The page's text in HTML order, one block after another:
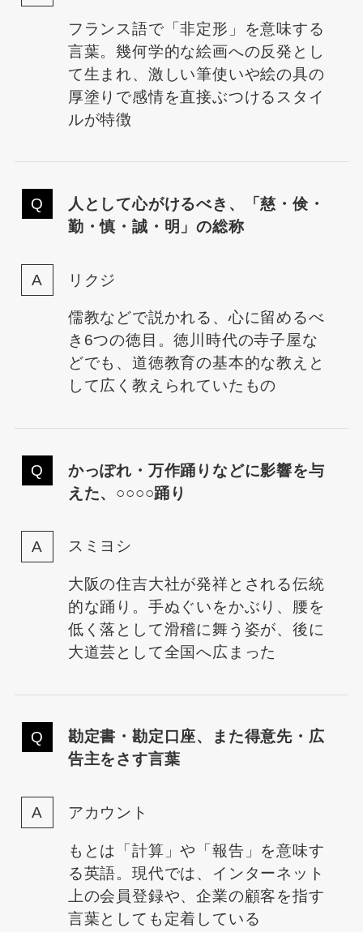
フランス語で「非定形」を意味する
言葉。幾何学的な絵画への反発とし
て生まれ、激しい筆使いや絵の具の
厚塗りで感情を直接ぶつけるスタイ
ルが特徴
人として心がけるべき、「慈・倹・
勤・慎・誠・明」の総称
リクジ
儒教などで説かれる、心に留めるべ
き6つの徳目。徳川時代の寺子屋な
どでも、道徳教育の基本的な教えと
して広く教えられていたもの
かっぽれ・万作踊りなどに影響を与
えた、○○○○踊り
スミヨシ
大阪の住吉大社が発祥とされる伝統
的な踊り。手ぬぐいをかぶり、腰を
低く落として滑稽に舞う姿が、後に
大道芸として全国へ広まった
勘定書・勘定口座、また得意先・広
告主をさす言葉
アカウント
もとは「計算」や「報告」を意味す
る英語。現代では、インターネット
上の会員登録や、企業の顧客を指す
言葉としても定着している